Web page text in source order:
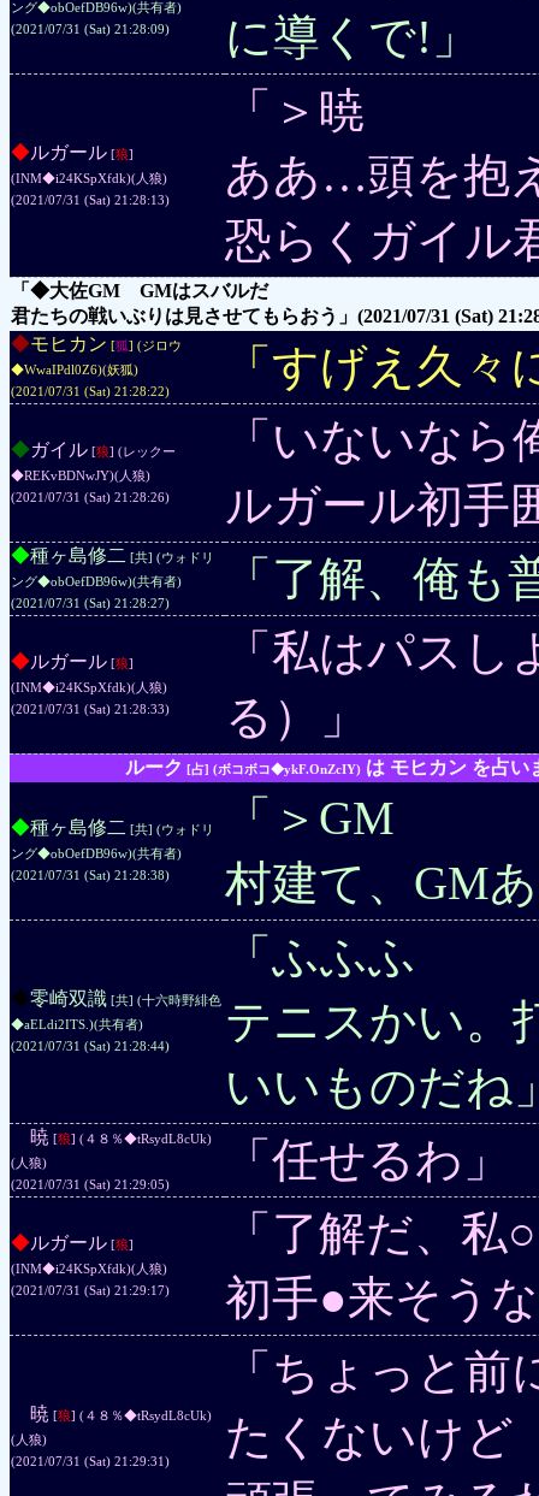
ング◆obOefDB96w)(共有者)
(2021/07/31 (Sat) 21:28:09)
に導くで!」
◆ルガール [狼]
(INM◆i24KSpXfdk)(人狼)
(2021/07/31 (Sat) 21:28:13)
「＞暁
ああ…頭を抱
恐らくガイル
「◆大佐GM GMはスバルだ
君たちの戦いぶりは見させてもらおう」 (2021/07/31 (Sat)
◆モヒカン [狐] (ジロウ
◆WwaIPdl0Z6)(妖狐)
(2021/07/31 (Sat) 21:28:22)
「すげえ久
◆ガイル [狼] (レックー
◆REKvBDNwJY)(人狼)
(2021/07/31 (Sat) 21:28:26)
「いないなら
ルガール初手
◆種ヶ島修二 [共] (ウォドリ
ング◆obOefDB96w)(共有者)
(2021/07/31 (Sat) 21:28:27)
「了解、俺も
◆ルガール [狼]
(INM◆i24KSpXfdk)(人狼)
(2021/07/31 (Sat) 21:28:33)
「私はパス
る）」
ルーク [占] (ボコボコ◆ykF.OnZcIY) は モヒカン を占い
◆種ヶ島修二 [共] (ウォドリ
ング◆obOefDB96w)(共有者)
(2021/07/31 (Sat) 21:28:38)
「＞GM
村建て、GM
◆零崎双識 [共] (十六時野緋色
◆aELdi2ITS.)(共有者)
(2021/07/31 (Sat) 21:28:44)
「ふふふ
テニスかい。
いいものだね
暁 [狼] (４８％◆tRsydL8cUk)
(人狼)
(2021/07/31 (Sat) 21:29:05)
「任せるわ」
◆ルガール [狼]
(INM◆i24KSpXfdk)(人狼)
(2021/07/31 (Sat) 21:29:17)
「了解だ、私
初手●来そう
暁 [狼] (４８％◆tRsydL8cUk)
(人狼)
(2021/07/31 (Sat) 21:29:31)
「ちょっと
たくないけど